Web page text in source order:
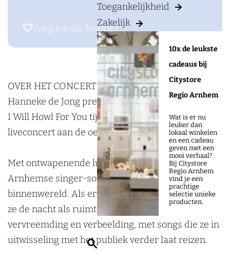
Toegankelijkheid
Zakelijk
10x de leukste
cadeaus bij
Citystore
Regio Arnhem
Wat is er nu
leuker dan
lokaal winkelen
en een cadeau
geven met een
mooi verhaal?
Bij Citystore
Regio Arnhem
vind je een
prachtige
selectie unieke
producten.
Z
a
n
n
e
k
e
d
e
J
n
g
-
R
e
l
H
e
k
e
d
J
o
n
g
-
R
r
n
e
k
e
e
J
o
n
g
-
n
n
e
k
e
e
J
o
n
g
-
Voeg toe als favoriet
Voeg toe als favoriet
OVER HET CONCERT
Hanneke de Jong presenteert haar nieuwe album
I Will Howl For You tijdens een bijzonder
liveconcert aan de oever van de Rijn.
Met ontwapenende luistersongs neemt deze
Arnhemse singer-songwriter je mee in haar
binnenwereld. Als ervaren ‘wakkerligger’ verkent
ze de nacht als ruimte voor reflectie,
vervreemding en verbeelding, met songs die ze in
uitwisseling met het publiek verder laat reizen.